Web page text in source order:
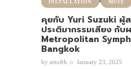
INSTALLATION MUSE
คุยกับ Yuri Suzuki ผู้
ประติมากรรมเสียง กับ
Metropolitan
Bangkok
by artofth January 23, 2025